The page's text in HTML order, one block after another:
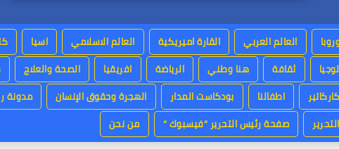
العالم العربي القارة اميريكية العالم الاسلامي اسيا
ثقافة هنا وطني الرياضة افريقيا الصحة والعلاج
كاركاتير اطفالنا بودكاست المدار الهجرة وحقوق الإنسان
مدونة
صفحة رئيس التحرير “فيسبوك “ من نحن